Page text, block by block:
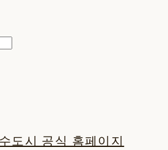
도시 공식 홈페이지